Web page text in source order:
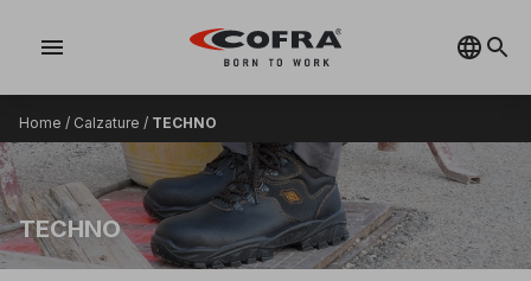
menu
Home / Calzature / TECHNO
TECHNO